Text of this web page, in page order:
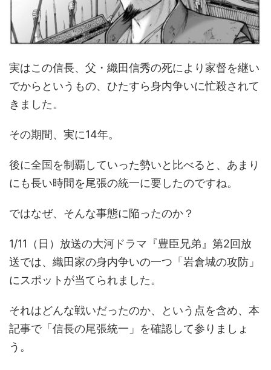
実はこの信長、父・織田信秀の死により家督を継い
でからというもの、ひたすら身内争いに忙殺されて
きました。
その期間、実に14年。
後に全国を制覇していった勢いと比べると、あまり
にも長い時間を尾張の統一に要したのですね。
ではなぜ、そんな事態に陥ったのか？
1/11（日）放送の大河ドラマ『豊臣兄弟』第2回放
送では、織田家の身内争いの一つ「岩倉城の攻防」
にスポットが当てられました。
それはどんな戦いだったのか、という点を含め、本
記事で「信長の尾張統一」を確認して参りましょ
う。